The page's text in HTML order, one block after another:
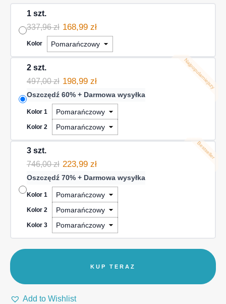
1 szt.
337,96 zł 168,99 zł
Kolor
Najpopularniejszy
2 szt.
497,00 zł 198,99 zł
Oszczędź 60% + Darmowa wysyłka
Kolor 1
Kolor 2
Bestseller
3 szt.
746,00 zł 223,99 zł
Oszczędź 70% + Darmowa wysyłka
Kolor 1
Kolor 2
Kolor 3
KUP TERAZ
Add to Wishlist